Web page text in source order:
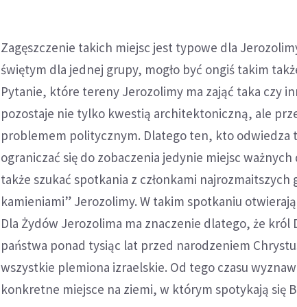
Zagęszczenie takich miejsc jest typowe dla
świętym dla jednej grupy, mogło być ongiś takim
Pytanie, które tereny Jerozolimy ma zająć taka czy
pozostaje nie tylko kwestią architektoniczną, ale
problemem politycznym. Dlatego ten, kto odwiedza
ograniczać się do zobaczenia jedynie miejsc
także szukać spotkania z członkami
kamieniami” Jerozolimy. W takim spotkaniu
Dla Żydów Jerozolima ma znaczenie dlatego, że król
państwa ponad tysiąc lat przed narodzeniem
wszystkie plemiona izraelskie. Od tego czasu
konkretne miejsce na ziemi, w którym spotykają się